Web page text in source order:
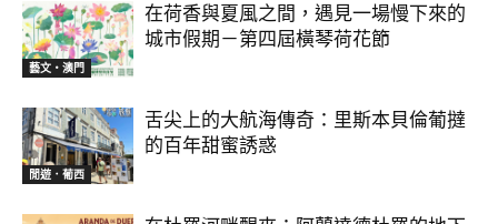
藝文‧澳門
在荷香與夏風之間，遇見一場慢下來的
城市假期－第四屆橫琴荷花節
閒遊．葡西
舌尖上的大航海傳奇：里斯本貝倫葡撻
的百年甜蜜誘惑